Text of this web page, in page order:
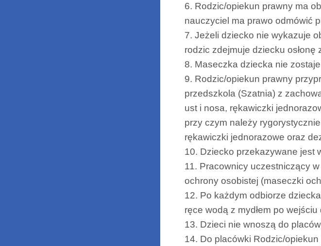
6. Rodzic/opiekun prawny ma
nauczyciel ma prawo odmówić
7. Jeżeli dziecko nie wykazuje
rodzic zdejmuje dziecku
8. Maseczka dziecka nie
9. Rodzic/opiekun prawny
przedszkola (Szatnia) z
ust i nosa, rękawiczki
przy czym należy
rękawiczki jednorazowe oraz
10. Dziecko przekazywane jest
11. Pracownicy uczestniczący
ochrony osobistej (maseczki
12. Po każdym odbiorze
ręce wodą z mydłem po wejściu
13. Dzieci nie wnoszą do
14. Do placówki Rodzic/